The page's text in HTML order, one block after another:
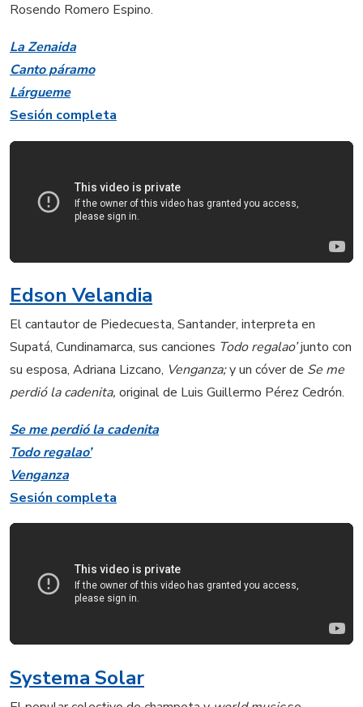
Rosendo Romero Espino.
La Zenaida
Canto páramo
Lárgueme
Sesión completa
Edson Velandia
El cantautor de Piedecuesta, Santander, interpreta en
Supatá, Cundinamarca, sus canciones Todo regalao’junto con
su esposa, Adriana Lizcano, Venganza;y un cóver de Se me
perdió la cadenita, original de Luis Guillermo Pérez Cedrón.
Se me perdió la cadenita
Todo regalao’
Venganza
Sesión completa
Systema Solar